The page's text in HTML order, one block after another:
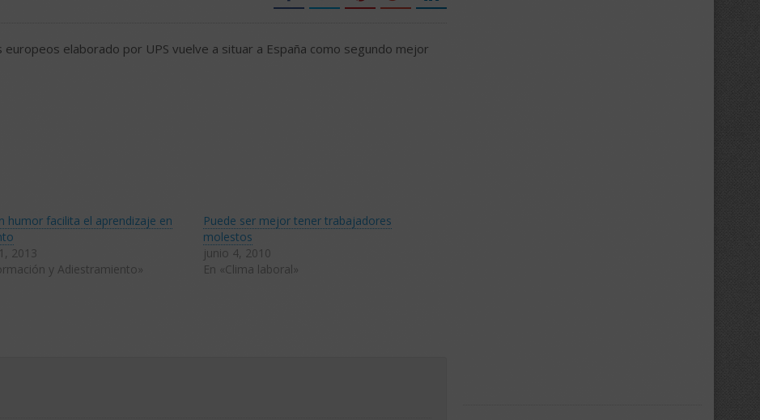
elaborado por UPS vuelve a situar a España como segundo mejor
humor facilita el aprendizaje en
2013
y Adiestramiento»
Puede ser mejor tener trabajadores
molestos
junio 4, 2010
En «Clima laboral»